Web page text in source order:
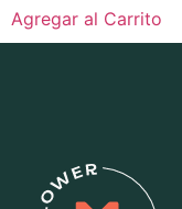
Agregar al Carrito